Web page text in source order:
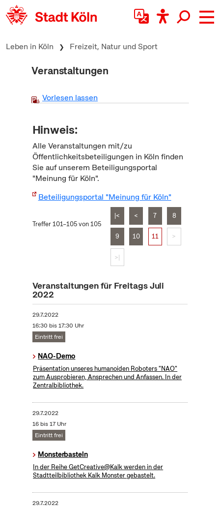
zum Inhalt springen
Leben in Köln Freizeit, Natur und Sport
Veranstaltungen
Vorlesen lassen
Hinweis:
Alle Veranstaltungen mit/zu
Öffentlichkeitsbeteiligungen in Köln finden
Sie auf unserem Beteiligungsportal
"Meinung für Köln".
Beteiligungsportal "Meinung für Köln"
Treffer 101–105 von 105
|< < 7 8
9 10 11 >
>|
Veranstaltungen für Freitags Juli
2022
29.7.2022
16:30 bis 17:30 Uhr
Eintritt frei
NAO-Demo
Präsentation unseres humanoiden Roboters "NAO"
zum Ausprobieren, Ansprechen und Anfassen. In der
Zentralbibliothek.
29.7.2022
16 bis 17 Uhr
Eintritt frei
Monsterbasteln
In der Reihe GetCreative@Kalk werden in der
Stadtteilbibliothek Kalk Monster gebastelt.
29.7.2022